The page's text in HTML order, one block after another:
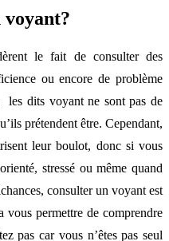
le fait de consulter des
ou encore de problème
les dits voyant ne sont pas de
prétendent être. Cependant,
leur boulot, donc si vous
stressé ou même quand
consulter un voyant est
vous permettre de comprendre
pas car vous n’êtes pas seul